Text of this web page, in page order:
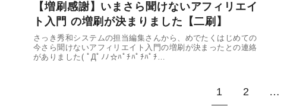
【増刷感謝】いまさら聞けないアフィリエイ
ト入門 の増刷が決まりました【二刷】
さっき秀和システムの担当編集さんから、めでたくはじめての
今さら聞けないアフィリエイト入門の増刷が決まったとの連絡
がありました( ﾟДﾟﾉﾉ☆ﾊﾟﾁﾊﾟﾁﾊﾟﾁ…
1 2 …